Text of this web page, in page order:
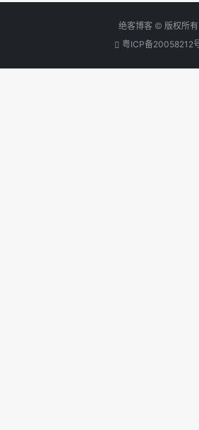
绝客博客 © 版权所有
粤ICP备20058212